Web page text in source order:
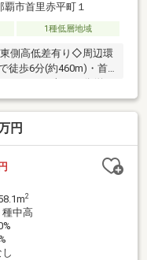
覇市首里赤平町１
1種低層地域
側高低差有り◇周辺環
徒歩6分(約460m)・首
車で8分(約1030m)・
円
2
中高